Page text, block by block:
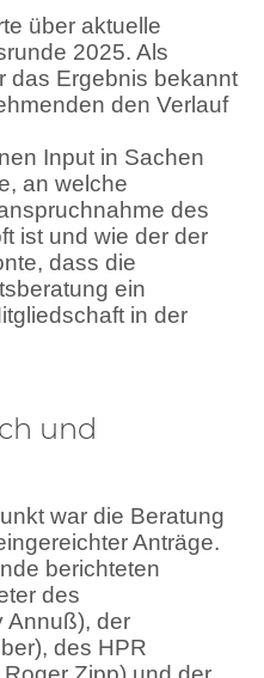
über aktuelle
2025. Als
das Ergebnis bekannt
den Verlauf
Input in Sachen
an welche
des
ist und wie der der
dass die
ein
in der
und
war die Beratung
Anträge.
berichteten
des
Annuß), der
des HPR